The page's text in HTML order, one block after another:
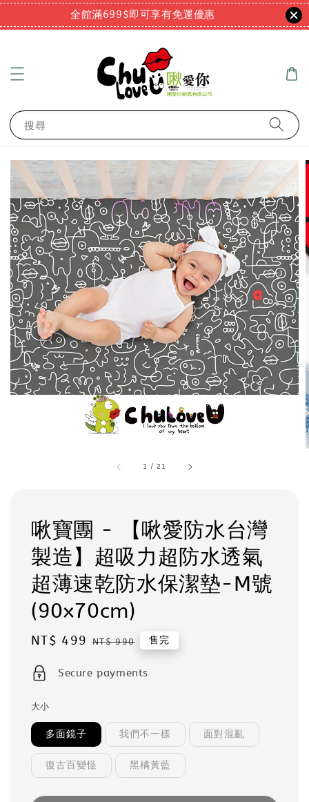
全館滿699$即可享有免運優惠
搜尋
1 / 21
啾寶團 - 【啾愛防水台灣
製造】超吸力超防水透氣
超薄速乾防水保潔墊-M號
(90x70cm)
Sale
NT$ 499 Regular
NT$ 990 售完
Secure payments
大小
多面鏡子 我們不一樣 面對混亂
復古百變怪 黑橘黃藍